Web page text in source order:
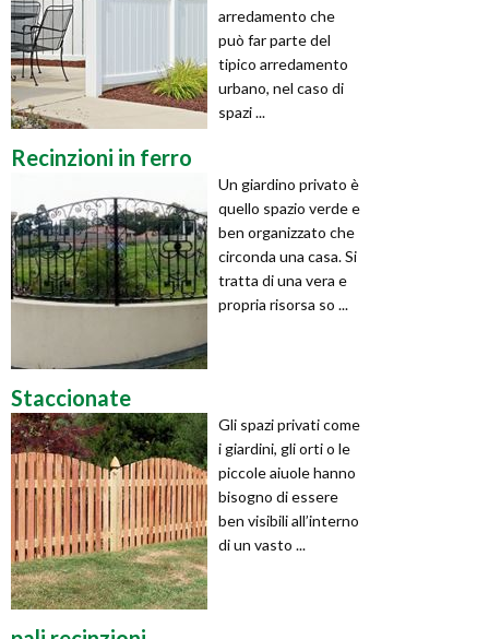
arredamento che
può far parte del
tipico arredamento
urbano, nel caso di
spazi ...
Recinzioni in ferro
Un giardino privato è
quello spazio verde e
ben organizzato che
circonda una casa. Si
tratta di una vera e
propria risorsa so ...
Staccionate
Gli spazi privati come
i giardini, gli orti o le
piccole aiuole hanno
bisogno di essere
ben visibili all’interno
di un vasto ...